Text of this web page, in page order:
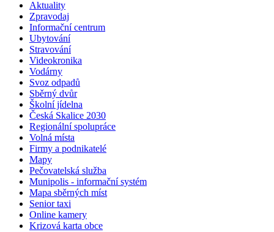
Aktuality
Zpravodaj
Informační centrum
Ubytování
Stravování
Videokronika
Vodárny
Svoz odpadů
Sběrný dvůr
Školní jídelna
Česká Skalice 2030
Regionální spolupráce
Volná místa
Firmy a podnikatelé
Mapy
Pečovatelská služba
Munipolis - informační systém
Mapa sběrných míst
Senior taxi
Online kamery
Krizová karta obce